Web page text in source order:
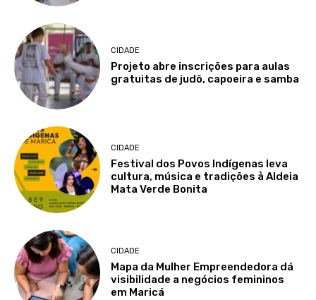
CIDADE
Projeto abre inscrições para aulas
gratuitas de judô, capoeira e samba
CIDADE
Festival dos Povos Indígenas leva
cultura, música e tradições à Aldeia
Mata Verde Bonita
CIDADE
Mapa da Mulher Empreendedora dá
visibilidade a negócios femininos
em Maricá